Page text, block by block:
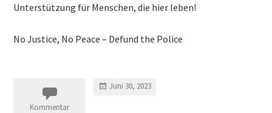
Unterstützung für Menschen, die hier leben!
No Justice, No Peace – Defund the Police
Kommentar
Juni 30, 2023